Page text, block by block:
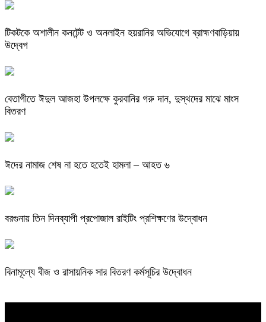
টিকটকে অশালীন কনটেন্ট ও অনলাইন হয়রানির অভিযোগে ব্রাহ্মণবাড়িয়ায়
উদ্বেগ
বেতাগীতে ঈদুল আজহা উপলক্ষে কুরবানির গরু দান, দুস্থদের মাঝে মাংস
বিতরণ
ঈদের নামাজ শেষ না হতে হতেই হামলা – আহত ৬
বরগুনায় তিন দিনব্যাপী প্রপোজাল রাইটিং প্রশিক্ষণের উদ্বোধন
বিনামূল্যে বীজ ও রাসায়নিক সার বিতরণ কর্মসূচির উদ্বোধন